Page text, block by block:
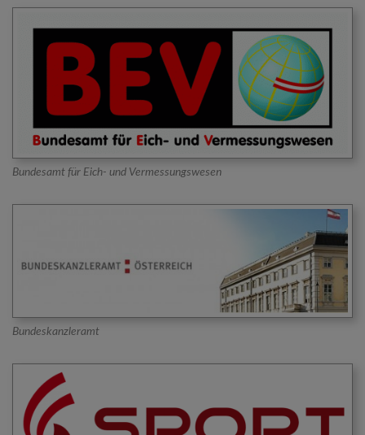
Bundesamt für Eich- und Vermessungswesen
Bundeskanzleramt